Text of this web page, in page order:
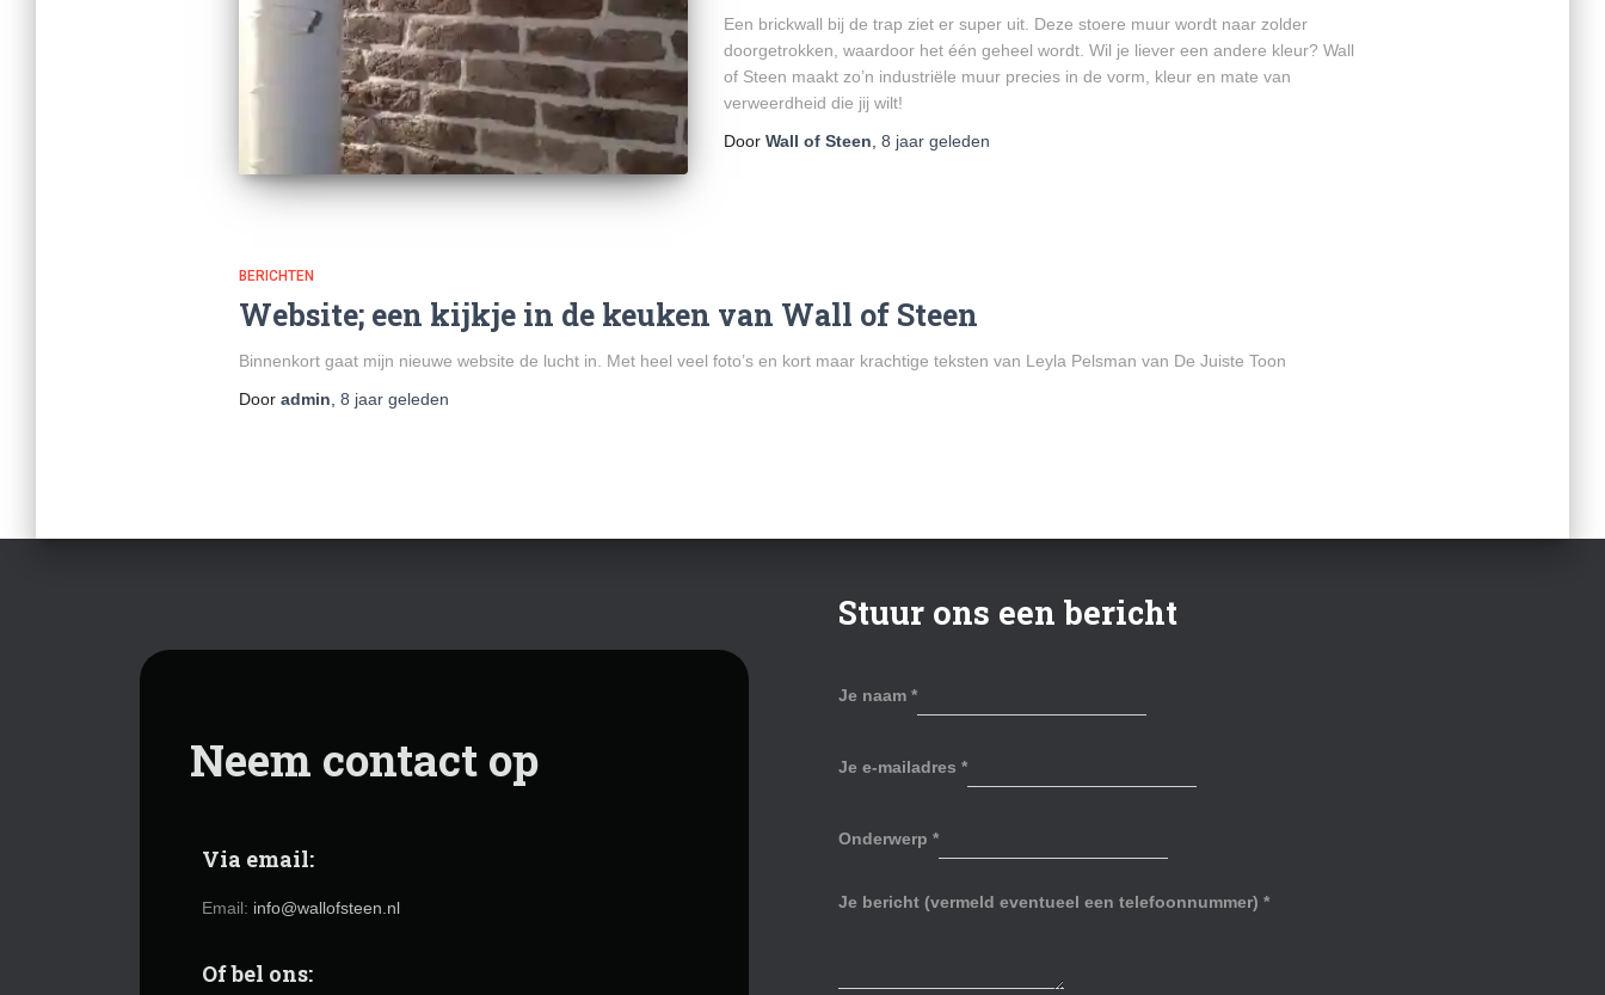
Een brickwall bij de trap ziet er super uit. Deze stoere muur wordt naar zolder
doorgetrokken, waardoor het één geheel wordt. Wil je liever een andere kleur? Wall
of Steen maakt zo’n industriële muur precies in de vorm, kleur en mate van
verweerdheid die jij wilt!
Door Wall of Steen, 8 jaargeleden
BERICHTEN
Website; een kijkje in de keuken van Wall of Steen
Binnenkort gaat mijn nieuwe website de lucht in. Met heel veel foto’s en kort maar krachtige teksten van Leyla Pelsman van De Juiste Toon
Door admin, 8 jaargeleden
Neem contact op
Via email:
Email: info@wallofsteen.nl
Of bel ons:
Stuur ons een bericht
Je naam *
Je e-mailadres *
Onderwerp *
Je bericht (vermeld eventueel een telefoonnummer) *